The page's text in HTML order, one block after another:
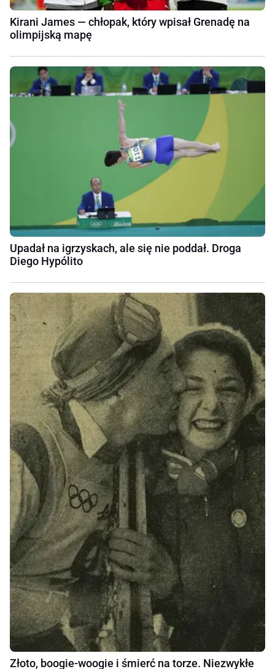
Kirani James — chłopak, który wpisał Grenadę na
olimpijską mapę
Upadał na igrzyskach, ale się nie poddał. Droga
Diego Hypólito
Złoto, boogie-woogie i śmierć na torze. Niezwykłe